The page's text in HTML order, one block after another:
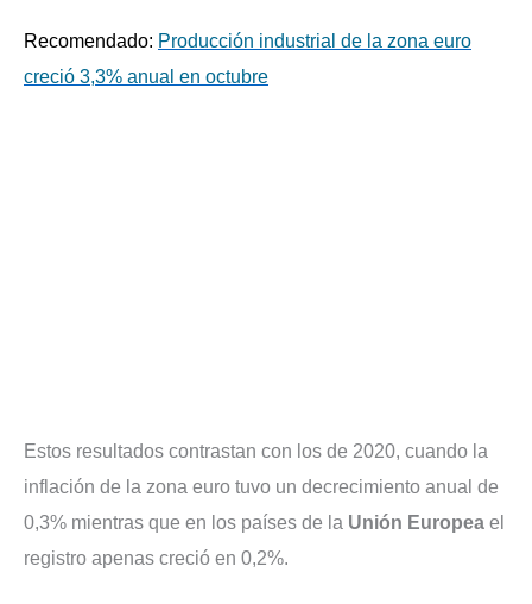
Recomendado: Producción industrial de la zona euro
creció 3,3% anual en octubre
Estos resultados contrastan con los de 2020, cuando la
inflación de la zona euro tuvo un decrecimiento anual de
0,3% mientras que en los países de la Unión Europea el
registro apenas creció en 0,2%.